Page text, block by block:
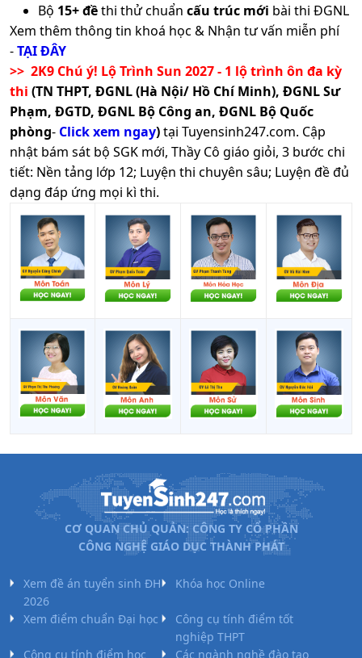
Bộ 15+ đềthi thử chuẩn cấu trúc mới bài thi ĐGNL
Xem thêm thông tin khoá học & Nhận tư vấn miễn phí
-TẠI ĐÂY
>> 2K9 Chú ý! Lộ Trình Sun 2027 - 1 lộ trình ôn đa kỳ
thi (TN THPT, ĐGNL (Hà Nội/ Hồ Chí Minh), ĐGNL Sư
Phạm, ĐGTD, ĐGNL Bộ Công an, ĐGNL Bộ Quốc
phòng- Click xem ngay)tại Tuyensinh247.com. Cập
nhật bám sát bộ SGK mới, Thầy Cô giáo giỏi, 3 bước chi
tiết: Nền tảng lớp 12; Luyện thi chuyên sâu; Luyện đề đủ
dạng đáp ứng mọi kì thi.
CƠ QUAN CHỦ QUẢN: CÔNG TY CỔ PHẦN
CÔNG NGHỆ GIÁO DỤC THÀNH PHÁT
Xem đề án tuyển sinh ĐH
2026
Khóa học Online
Xem điểm chuẩn Đại học
Công cụ tính điểm tốt
nghiệp THPT
Công cụ tính điểm học
Các ngành nghề đào tạo